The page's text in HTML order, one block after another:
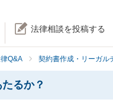
法律相談を投稿する
Q&A 契約書作成・リーガル
るか？